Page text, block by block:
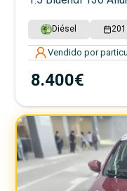
Diésel
Vendido por
8.400€